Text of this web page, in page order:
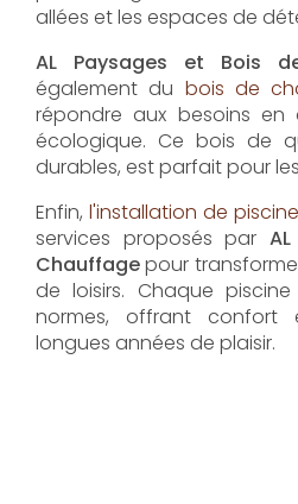
vos espaces extérieurs en
Les équipes expérimentées
et les soins nécessaires
accueillant.
En tant qu'expert en
Paysages et Bois de
aménagements sur
aux besoins des clients.
pour intégrer
allées et les espaces de
AL Paysages et Bois
également du bois de